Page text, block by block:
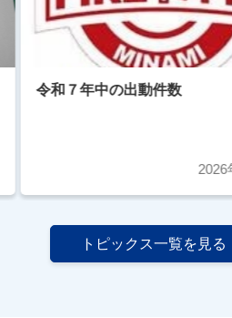
令和７年中の出動件数
2026
トピックス一覧を見る